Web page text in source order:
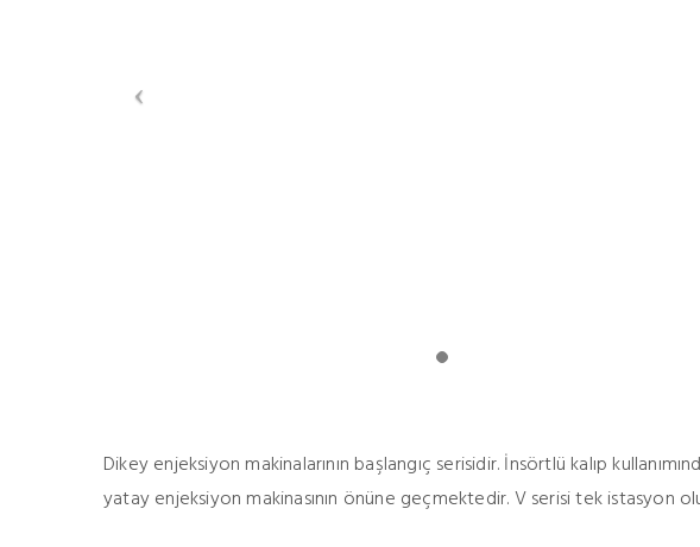
Dikey enjeksiyon makinalarının başlangıç serisidir. İnsörtlü kalıp
yatay enjeksiyon makinasının önüne geçmektedir. V serisi tek istasyon